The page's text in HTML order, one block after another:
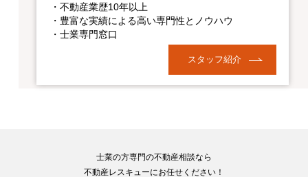
・不動産業歴10年以上
・豊富な実績による高い専門性とノウハウ
・士業専門窓口
スタッフ紹介
士業の方専門の不動産相談なら
不動産レスキューにお任せください！